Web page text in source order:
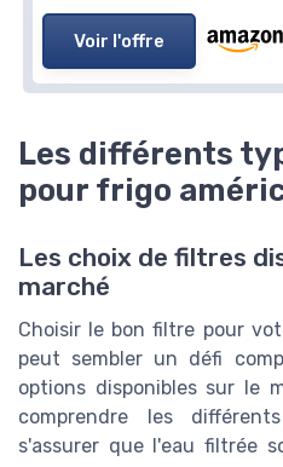
Voir l'offre
Les différents
pour frigo
Les choix de filtres
marché
Choisir le bon filtre pour
peut sembler un défi
options disponibles sur le
comprendre les
s'assurer que l'eau filtrée